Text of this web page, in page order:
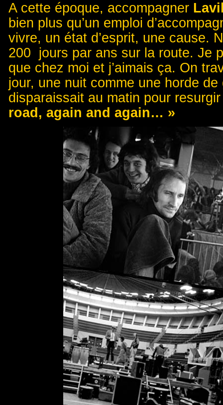
A cette époque, accompagner
bien plus qu’un emploi
vivre, un état d’esprit, une cause.
200 jours par ans sur la route. Je
que chez moi et j’aimais ça. On
jour, une nuit comme une horde
disparaissait au matin pour
road, again and again… »